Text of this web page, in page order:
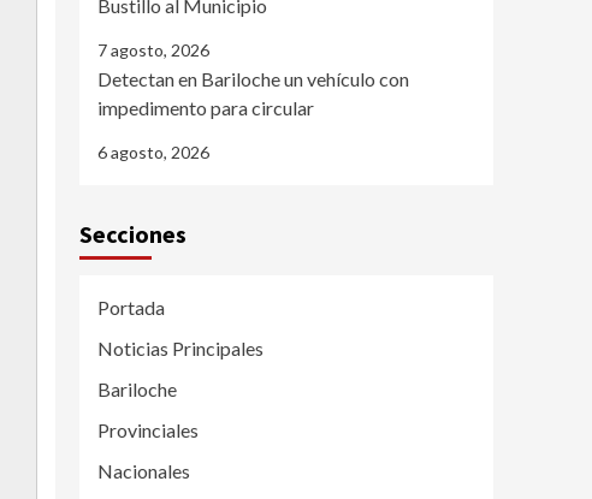
Bustillo al Municipio
7 agosto, 2026
Detectan en Bariloche un vehículo con
impedimento para circular
6 agosto, 2026
Secciones
Portada
Noticias Principales
Bariloche
Provinciales
Nacionales